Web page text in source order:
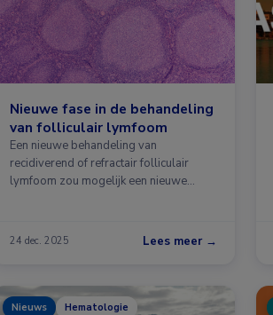
Nieuwe fase in de behandeling
van folliculair lymfoom
Een nieuwe behandeling van
recidiverend of refractair folliculair
lymfoom zou mogelijk een nieuwe
24 dec. 2025 Lees meer →
Nieuws Hematologie